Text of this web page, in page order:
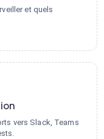
et quels
vers Slack, Teams